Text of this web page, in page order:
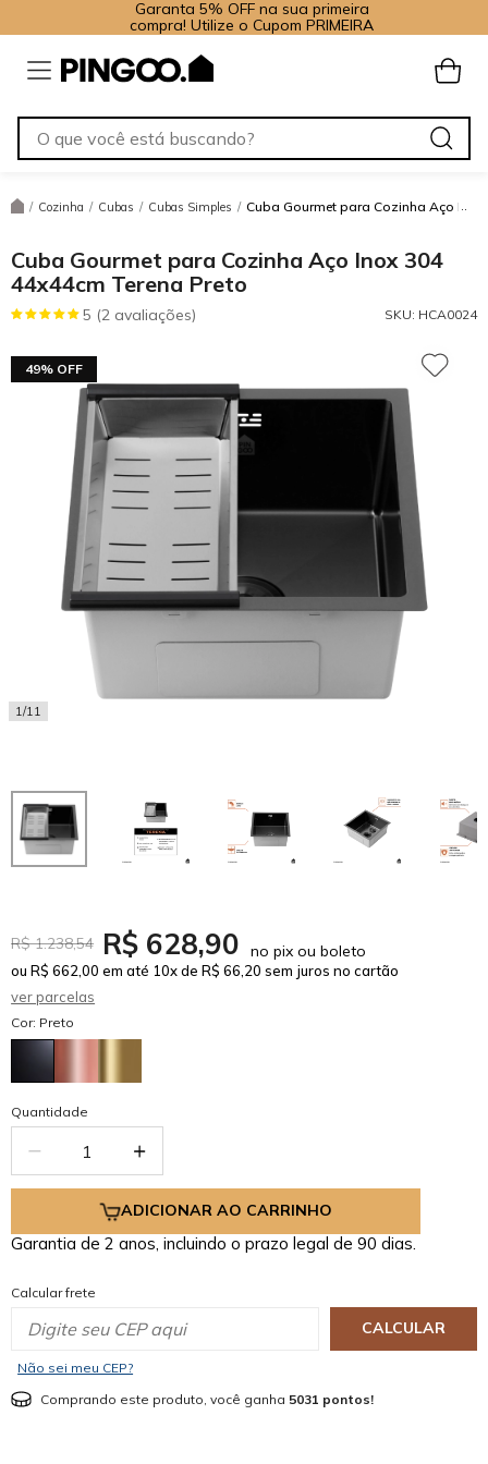
Garanta 5% OFF na sua primeira
compra! Utilize o Cupom PRIMEIRA
/ Cozinha / Cubas / Cubas Simples / Cuba Gourmet para Cozinha Aço Inox
Cuba Gourmet para Cozinha Aço Inox 304
44x44cm Terena Preto
5 (2 avaliações) SKU: HCA0024
49% OFF
1/11
R$ 1.238,54 R$ 628,90 no pix ou boleto
ou R$ 662,00 em até 10x de R$ 66,20 sem juros no cartão
ver parcelas
Cor: Preto
Quantidade
ADICIONAR AO CARRINHO
Garantia de 2 anos, incluindo o prazo legal de 90 dias.
Calcular frete
CALCULAR
Não sei meu CEP?
Comprando este produto, você ganha 5031 pontos!